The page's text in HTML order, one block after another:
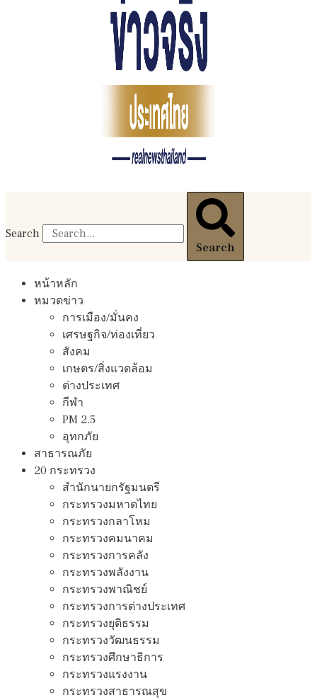
Search
Search
หน้าหลัก
หมวดข่าว
การเมือง/มั่นคง
เศรษฐกิจ/ท่องเที่ยว
สังคม
เกษตร/สิ่งแวดล้อม
ต่างประเทศ
กีฬา
PM 2.5
อุทกภัย
สาธารณภัย
20 กระทรวง
สํานักนายกรัฐมนตรี
กระทรวงมหาดไทย
กระทรวงกลาโหม
กระทรวงคมนาคม
กระทรวงการคลัง
กระทรวงพลังงาน
กระทรวงพาณิชย์
กระทรวงการต่างประเทศ
กระทรวงยุติธรรม
กระทรวงวัฒนธรรม
กระทรวงศึกษาธิการ
กระทรวงแรงงาน
กระทรวงสาธารณสุข